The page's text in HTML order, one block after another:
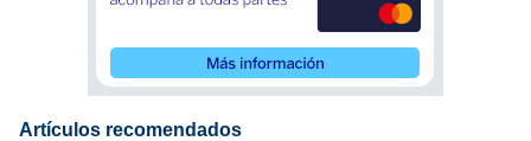
Artículos recomendados